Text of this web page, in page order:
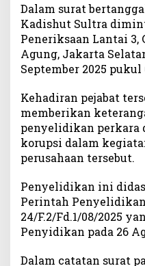
a
n
g
E
m
T
i
g
a
r
u
s
a
a
Dalam surat
Kadishut Sultra
Peneriksaan Lantai 3,
Agung, Jakarta
September 2025 pukul
Kehadiran pejabat
memberikan
penyelidikan perkara
korupsi dalam
perusahaan tersebut.
Penyelidikan ini
Perintah
24/F.2/Fd.1/08/2025
Penyidikan pada 26
Dalam catatan surat